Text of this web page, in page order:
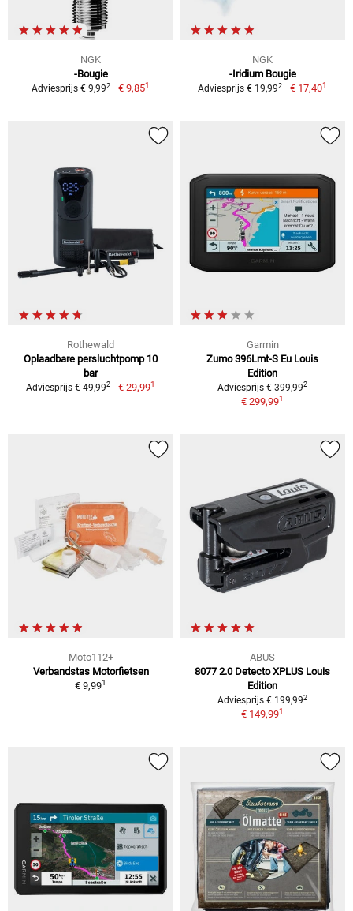
NGK
-Bougie
Adviesprijs € 9,992 € 9,851
NGK
-Iridium Bougie
Adviesprijs € 19,992 € 17,401
Rothewald
Oplaadbare persluchtpomp 10
bar
Adviesprijs € 49,992 € 29,991
Garmin
Zumo 396Lmt-S Eu Louis
Edition
Adviesprijs € 399,992
€ 299,991
Moto112+
Verbandstas Motorfietsen
€ 9,991
ABUS
8077 2.0 Detecto XPLUS Louis
Edition
Adviesprijs € 199,992
€ 149,991